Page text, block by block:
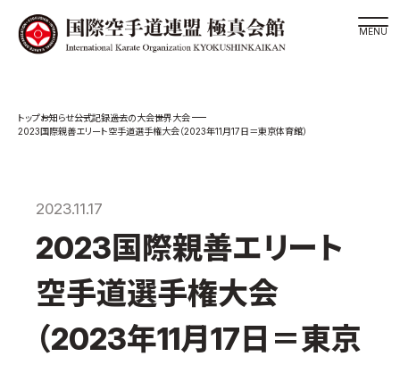
スケジュール
松井章奎館長 紹介
極真の歴史
極真会館のご案内
極真会館の概要
お知らせ公式記録過去の大会世界大会
2023国際親善エリート空手道選手権大会（2023年11月17日＝東京体育館）
2023.11.17
2023国際親善エリート
空手道選手権大会
（2023年11月17日＝東京